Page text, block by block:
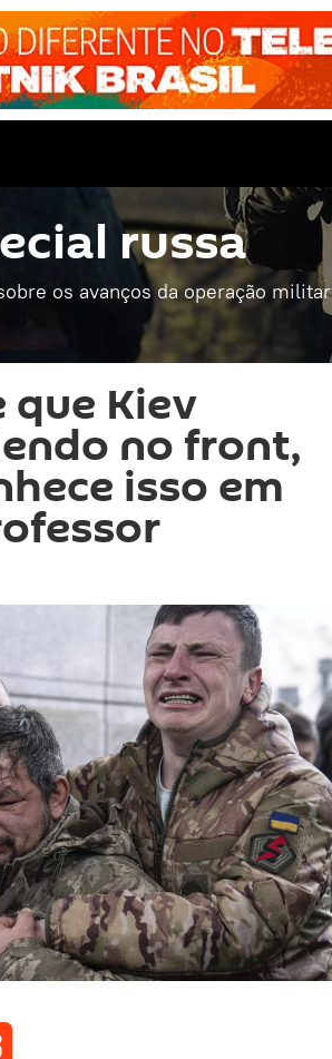
russa
os avanços da operação militar
que Kiev
no front,
isso em